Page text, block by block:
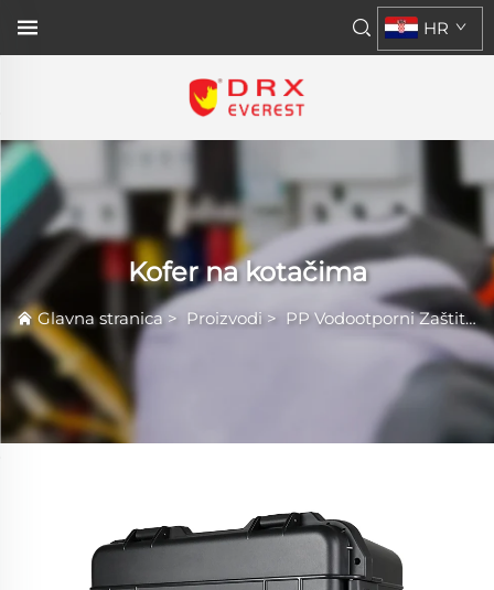
HR
Kofer na kotačima
Glavna stranica > Proizvodi> PP Vodootporni Zaštitni Kufer